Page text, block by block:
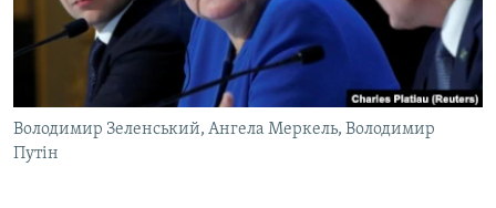
ВІДЕОУРОКИ «ELIFBE»
СВІДЧЕННЯ ОКУПАЦІЇ
УКРАЇНСЬКА ПРОБЛЕМА КРИМУ
ІНФОГРАФІКА
Русский
Qırımtatar
ДОЛУЧАЙСЯ!
Володимир Зеленський, Ангела Меркель, Володимир
Путін